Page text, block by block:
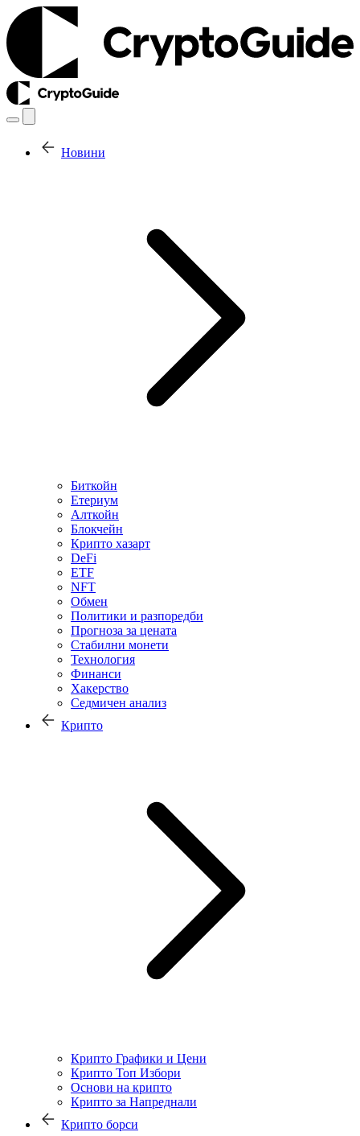
Новини
Биткойн
Етериум
Алткойн
Блокчейн
Крипто хазарт
DeFi
ETF
NFT
Обмен
Политики и разпоредби
Прогноза за цената
Стабилни монети
Технология
Финанси
Хакерство
Седмичен анализ
Крипто
Крипто Графики и Цени
Крипто Топ Избори
Основи на крипто
Крипто за Напреднали
Крипто борси